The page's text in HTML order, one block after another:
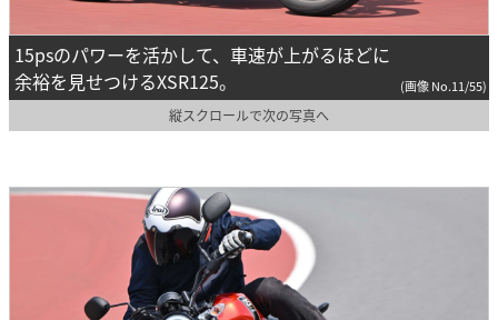
15psのパワーを活かして、車速が上がるほどに
余裕を見せつけるXSR125。
(画像 No.11/55)
縦スクロールで次の写真へ